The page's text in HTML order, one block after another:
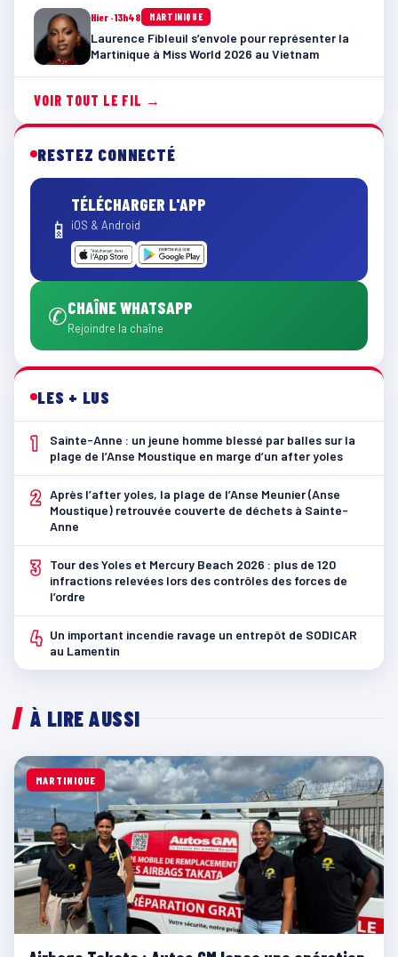
Hier · 13h48 MARTINIQUE
Laurence Fibleuil s’envole pour représenter la
Martinique à Miss World 2026 au Vietnam
VOIR TOUT LE FIL →
RESTEZ CONNECTÉ
📱
TÉLÉCHARGER L'APP
iOS & Android
✆CHAÎNE WHATSAPP
Rejoindre la chaîne
LES + LUS
1
Sainte-Anne : un jeune homme blessé par balles sur la
plage de l’Anse Moustique en marge d’un after yoles
2 Après l’after yoles, la plage de l’Anse Meunier (Anse
Moustique) retrouvée couverte de déchets à Sainte-
Anne
3
Tour des Yoles et Mercury Beach 2026 : plus de 120
infractions relevées lors des contrôles des forces de
l’ordre
4 Un important incendie ravage un entrepôt de SODICAR
au Lamentin
À LIRE AUSSI
MARTINIQUE